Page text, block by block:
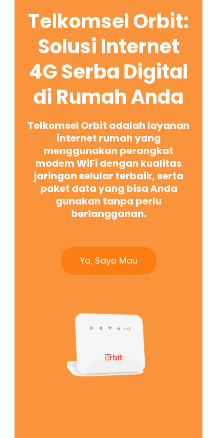
Telkomsel Orbit:
Solusi Internet
4G Serba Digital
di Rumah Anda
Telkomsel Orbit adalah layanan
internet rumah yang
menggunakan perangkat
modem WiFi dengan kualitas
jaringan selular terbaik, serta
paket data yang bisa Anda
gunakan tanpa perlu
berlangganan.
Ya, Saya Mau